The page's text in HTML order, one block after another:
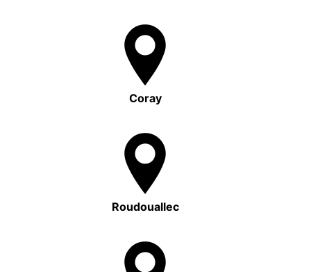
Coray
Roudouallec